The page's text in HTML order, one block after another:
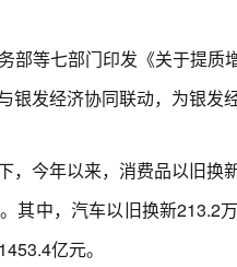
等七部门印发《关于提质
银发经济协同联动，为银发
今年以来，消费品以旧换
其中，汽车以旧换新213.2
亿元。